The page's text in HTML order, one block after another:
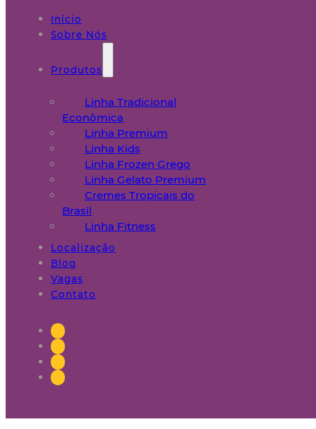
Início
Sobre Nós
Produtos
Linha Tradicional
Econômica
Linha Premium
Linha Kids
Linha Frozen Grego
Linha Gelato Premium
Cremes Tropicais do
Brasil
Linha Fitness
Localização
Blog
Vagas
Contato